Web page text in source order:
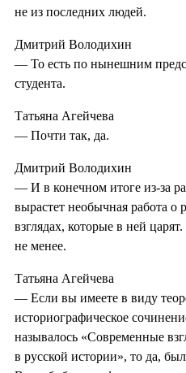
не из последних людей.
Дмитрий Володихин
— То есть по нынешним
студента.
Татьяна Агейчева
— Почти так, да.
Дмитрий Володихин
— И в конечном итоге из-за
вырастет необычная работа о
взглядах, которые в ней
не менее.
Татьяна Агейчева
— Если вы имеете в виду
историографическое
называлось «Современные
в русской истории», то да,